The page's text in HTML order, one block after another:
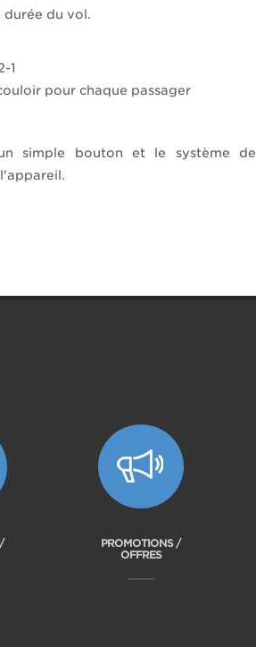
du vol.
1
pour chaque passager
simple bouton et le système de
PROMOTIONS /
OFFRES